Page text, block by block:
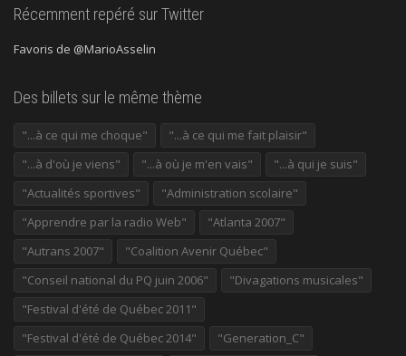
Récemment repéré sur Twitter
Favoris de @MarioAsselin
Des billets sur le même thème
"...à ce qui me choque"
"...à ce qui me fait plaisir"
"...à d'où je viens"
"...à où je m'en vais"
"...à qui je suis"
"Actualités sportives"
"Administration scolaire"
"Apprendre par la radio Web"
"Atlanta 2007"
"Autrans 2007"
"Coalition Avenir Québec"
"Conseil national du PQ juin 2006"
"Divagations musicales"
"Festival d'été de Québec 2011"
"Festival d'été de Québec 2014"
"Generation_C"